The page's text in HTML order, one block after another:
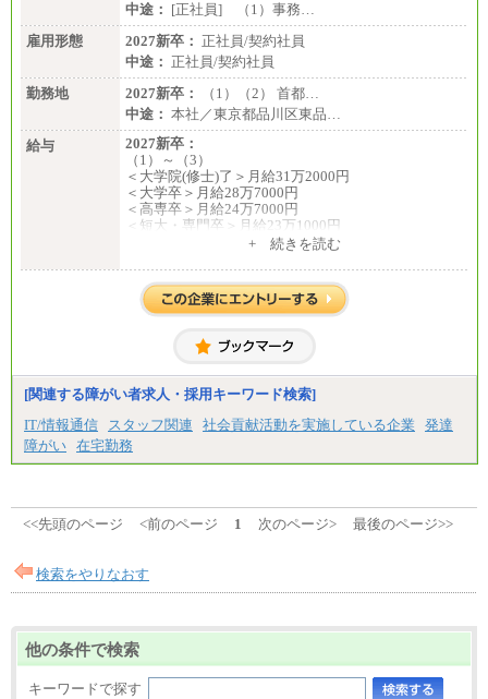
※基本給のみ（地域手当なし）
※試用期間中も給与変更なし
中途：
【阪急交通社】
◆正社員/総合職
月給250,000円～(※1)、247,000円～(※2)、242,000円
～(※3)、239,000円～(※4)、237,000円～（※5）
・月給は一律地域手当を含んだ金額を表示
（※1…36,000円、※2…33,000円、※3…28,000円、
※4…25,000円、※5…23,000円）
・試用期間中も給与変更なし
◆正社員/基幹職
〈東京・神奈川〉月給219,000 円～ 〈大阪・兵庫〉
・一律地域手当なし
・試用期間中も給与変更なし
月給187,500円～(※1)、184,000円～(※2)、180,500円
※1…東京都、埼玉県、千葉県、神奈川県
※3…愛知県、静岡県
※4…北海道、宮城県、栃木県、群馬県、長野県、新
潟県、富山県、石川県、岡山県、広島県、山口県、
分県、長崎県、熊本県、宮崎県、鹿児島県、沖縄
県、福島県、山形県
時給制：最低時給額 1,050円～ ※勤務地により異な
る。
月給223,000円～
・試用期間中も給与変更なし
中途： [正社員] （1）事務…
雇用形態
2027新卒： 正社員/契約社員
中途： 正社員/契約社員
勤務地
2027新卒：
（1）（2） 首都…
中途： 本社／東京都品川区東品…
給与
2027新卒：
（1）～（3）
＜大学院(修士)了＞月給31万2000円
＜大学卒＞月給28万7000円
＜高専卒＞月給24万7000円
＜短大・専門卒＞月給23万1000円
※上記を下限として勤務地エリアにより異なる
※試用期間中も給与に変更はございません
月給17万7000円
理論年収212万4000円（月給17万7000円×12カ月）
中途：
（1）
月給22万3000円～
想定年収410万円～
※試用期間中の給与に変更はございません。
月給17万7000円
理論年収212万4000円（月給17万7000円×12カ月）
+ 続きを読む
[関連する障がい者求人・採用キーワード検索]
IT/情報通信
スタッフ関連 社会貢献活動を実施している企業
発達
障がい 在宅勤務
<<先頭のページ <前のページ 1 次のページ> 最後のページ>>
検索をやりなおす
他の条件で検索
キーワードで探す